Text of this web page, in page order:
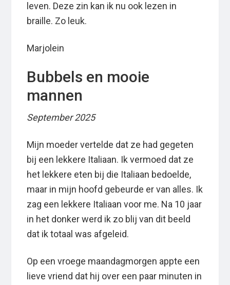
leven. Deze zin kan ik nu ook lezen in
braille. Zo leuk.
Marjolein
Bubbels en mooie
mannen
September 2025
Mijn moeder vertelde dat ze had gegeten
bij een lekkere Italiaan. Ik vermoed dat ze
het lekkere eten bij die Italiaan bedoelde,
maar in mijn hoofd gebeurde er van alles. Ik
zag een lekkere Italiaan voor me. Na 10 jaar
in het donker werd ik zo blij van dit beeld
dat ik totaal was afgeleid.
Op een vroege maandagmorgen appte een
lieve vriend dat hij over een paar minuten in